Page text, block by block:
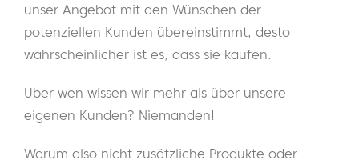
unser Angebot mit den Wünschen der
potenziellen Kunden übereinstimmt, desto
wahrscheinlicher ist es, dass sie kaufen.
Über wen wissen wir mehr als über unsere
eigenen Kunden? Niemanden!
Warum also nicht zusätzliche Produkte oder